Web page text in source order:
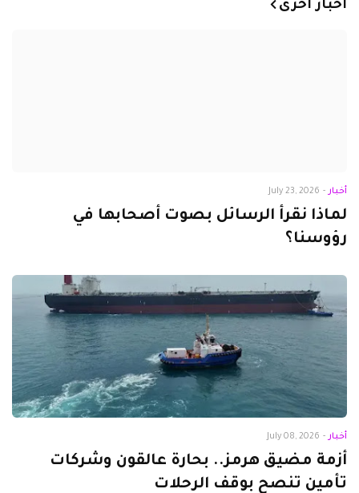
أخبار أخرى
أخبار -
July 23, 2026
لماذا نقرأ الرسائل بصوت أصحابها في
رؤوسنا؟
أخبار -
July 08, 2026
أزمة مضيق هرمز.. بحارة عالقون وشركات
تأمين تنصح بوقف الرحلات